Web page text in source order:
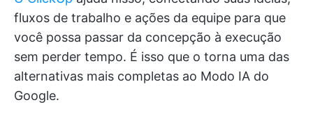
fluxos de trabalho e ações da equipe para que
você possa passar da concepção à execução
sem perder tempo. É isso que o torna uma das
alternativas mais completas ao Modo IA do
Google.